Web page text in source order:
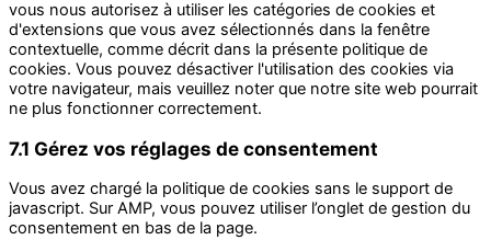
vous nous autorisez à utiliser les catégories de cookies et
d'extensions que vous avez sélectionnés dans la fenêtre
contextuelle, comme décrit dans la présente politique de
cookies. Vous pouvez désactiver l'utilisation des cookies via
votre navigateur, mais veuillez noter que notre site web pourrait
ne plus fonctionner correctement.
7.1 Gérez vos réglages de consentement
Vous avez chargé la politique de cookies sans le support de
javascript. Sur AMP, vous pouvez utiliser l’onglet de gestion du
consentement en bas de la page.